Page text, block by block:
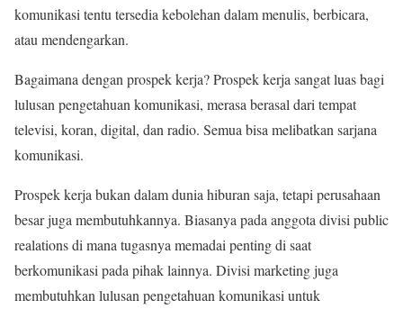
komunikasi tentu tersedia kebolehan dalam menulis, berbicara,
atau mendengarkan.
Bagaimana dengan prospek kerja? Prospek kerja sangat luas bagi
lulusan pengetahuan komunikasi, merasa berasal dari tempat
televisi, koran, digital, dan radio. Semua bisa melibatkan sarjana
komunikasi.
Prospek kerja bukan dalam dunia hiburan saja, tetapi perusahaan
besar juga membutuhkannya. Biasanya pada anggota divisi public
realations di mana tugasnya memadai penting di saat
berkomunikasi pada pihak lainnya. Divisi marketing juga
membutuhkan lulusan pengetahuan komunikasi untuk